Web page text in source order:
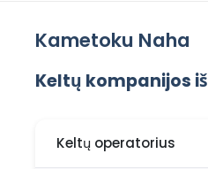
Kametoku Naha
Keltų kompanijos
Keltų operatorius